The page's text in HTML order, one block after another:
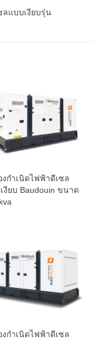
ลแบบเงียบรุ่น
งกำเนิดไฟฟ้าดีเซล
งียบ Baudouin ขนาด
งกำเนิดไฟฟ้าดีเซล